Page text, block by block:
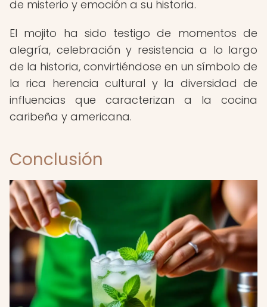
de misterio y emoción a su historia.
El mojito ha sido testigo de momentos de
alegría, celebración y resistencia a lo largo
de la historia, convirtiéndose en un símbolo de
la rica herencia cultural y la diversidad de
influencias que caracterizan a la cocina
caribeña y americana.
Conclusión